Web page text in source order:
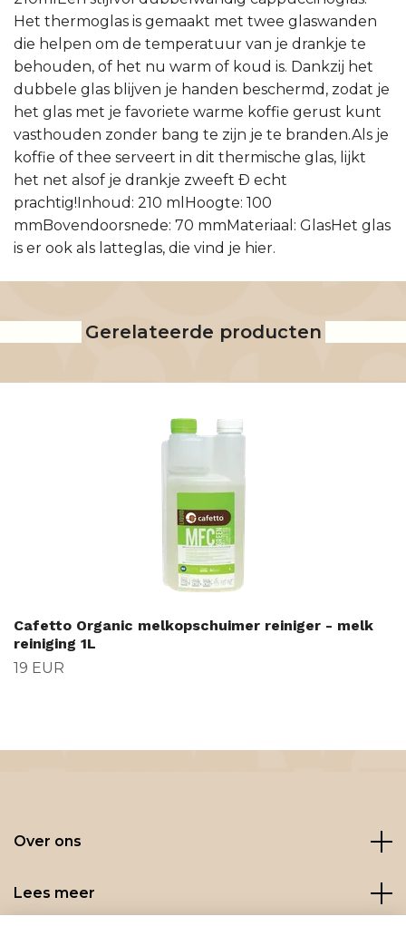
Het thermoglas is gemaakt met twee glaswanden
die helpen om de temperatuur van je drankje te
behouden, of het nu warm of koud is. Dankzij het
dubbele glas blijven je handen beschermd, zodat je
het glas met je favoriete warme koffie gerust kunt
vasthouden zonder bang te zijn je te branden.Als je
koffie of thee serveert in dit thermische glas, lijkt
het net alsof je drankje zweeft Ð echt
prachtig!Inhoud: 210 mlHoogte: 100
mmBovendoorsnede: 70 mmMateriaal: GlasHet glas
is er ook als latteglas, die vind je hier.
Gerelateerde producten
Cafetto Organic melkopschuimer reiniger - melk
reiniging 1L
19 EUR
Over ons
Lees meer